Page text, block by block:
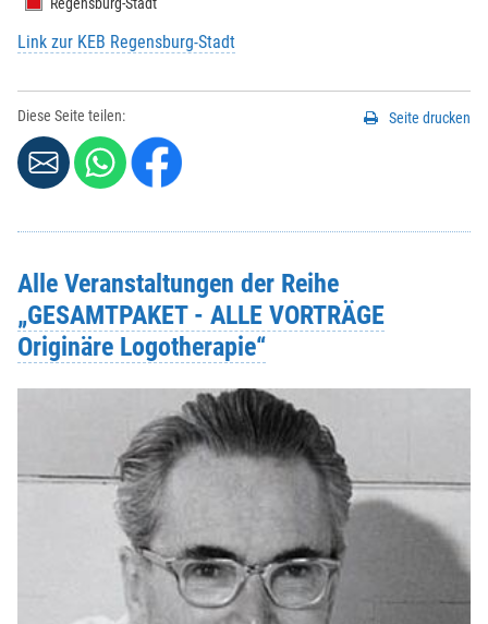
PLZ *
Telefonnr.*:
Weitere Angaben, die Sie der KEB mitteilen möchten:
Beachten Sie hierzu evtl. das FeldANMELDUNG
Veranstaltungsbeschreibung oben.
Weitere Personen (ab 15 Jahren)
für die weiteren Personen übernimmt der Anmelder die
Regensburg-Stadt
Link zur KEB Regensburg-Stadt
Diese Seite teilen: Seite drucken
Alle Veranstaltungen der Reihe
„GESAMTPAKET - ALLE VORTRÄGE
Originäre Logotherapie“